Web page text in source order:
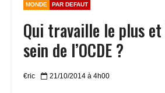
MONDE PAR DEFAUT
Qui travaille le plus
sein de l’OCDE ?
€ric 21/10/2014 à 4h00